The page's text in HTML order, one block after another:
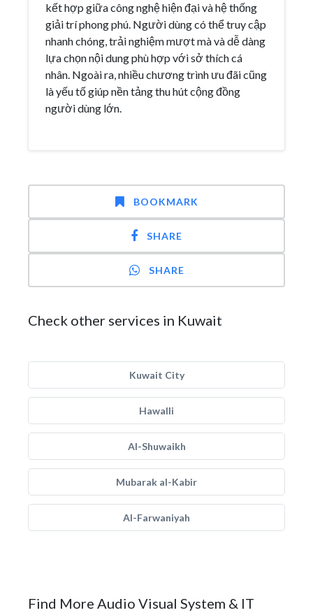
kết hợp giữa công nghệ hiện đại và hệ thống
giải trí phong phú. Người dùng có thể truy cập
nhanh chóng, trải nghiệm mượt mà và dễ dàng
lựa chọn nội dung phù hợp với sở thích cá
nhân. Ngoài ra, nhiều chương trình ưu đãi cũng
là yếu tố giúp nền tảng thu hút cộng đồng
người dùng lớn.
BOOKMARK
SHARE
SHARE
Check other services in Kuwait
Kuwait City
Hawalli
Al-Shuwaikh
Mubarak al-Kabir
Al-Farwaniyah
Find More Audio Visual System & IT